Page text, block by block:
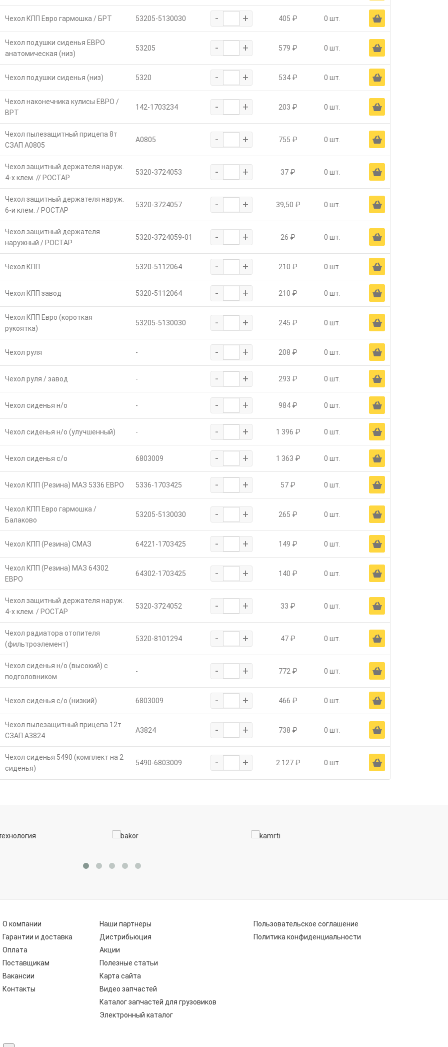
Чехол КПП Евро гармошка / БРТ 53205-5130030 - + 405 ₽ 0 шт. Ä
Чехол подушки сиденья ЕВРО
анатомическая (низ)
53205 - + 579 ₽ 0 шт. Ä
Чехол подушки сиденья (низ) 5320 - + 534 ₽ 0 шт. Ä
Чехол наконечника кулисы ЕВРО /
ВРТ
142-1703234 - + 203 ₽ 0 шт. Ä
Чехол пылезащитный прицепа 8т
СЗАП А0805
А0805 - + 755 ₽ 0 шт. Ä
Чехол защитный держателя наруж.
4-х клем. // РОСТАР
5320-3724053 - + 37 ₽ 0 шт. Ä
Чехол защитный держателя наруж.
6-и клем. / РОСТАР
5320-3724057 - + 39,50 ₽ 0 шт. Ä
Чехол защитный держателя
наружный / РОСТАР
5320-3724059-01 - + 26 ₽ 0 шт. Ä
Чехол КПП 5320-5112064 - + 210 ₽ 0 шт. Ä
Чехол КПП завод 5320-5112064 - + 210 ₽ 0 шт. Ä
Чехол КПП Евро (короткая
рукоятка)
53205-5130030 - + 245 ₽ 0 шт. Ä
Чехол руля - - + 208 ₽ 0 шт. Ä
Чехол руля / завод - - + 293 ₽ 0 шт. Ä
Чехол сиденья н/о - - + 984 ₽ 0 шт. Ä
Чехол сиденья н/о (улучшенный) - - + 1 396 ₽ 0 шт. Ä
Чехол сиденья с/о 6803009 - + 1 363 ₽ 0 шт. Ä
Чехол КПП (Резина) МАЗ 5336 ЕВРО 5336-1703425 - + 57 ₽ 0 шт. Ä
Чехол КПП Евро гармошка /
Балаково
53205-5130030 - + 265 ₽ 0 шт. Ä
Чехол КПП (Резина) СМАЗ 64221-1703425 - + 149 ₽ 0 шт. Ä
Чехол КПП (Резина) МАЗ 64302
ЕВРО
64302-1703425 - + 140 ₽ 0 шт. Ä
Чехол защитный держателя наруж.
4-х клем. / РОСТАР
5320-3724052 - + 33 ₽ 0 шт. Ä
Чехол радиатора отопителя
(фильтроэлемент)
5320-8101294 - + 47 ₽ 0 шт. Ä
Чехол сиденья н/о (высокий) с
подголовником
- - + 772 ₽ 0 шт. Ä
Чехол сиденья с/о (низкий) 6803009 - + 466 ₽ 0 шт. Ä
Чехол пылезащитный прицепа 12т
СЗАП А3824
А3824 - + 738 ₽ 0 шт. Ä
Чехол сиденья 5490 (комплект на 2
сиденья)
5490-6803009 - + 2 127 ₽ 0 шт. Ä
О компании
Гарантии и доставка
Оплата
Поставщикам
Вакансии
Контакты
Наши партнеры
Дистрибьюция
Акции
Полезные статьи
Карта сайта
Видео запчастей
Каталог запчастей для грузовиков
Электронный каталог
Пользовательское соглашение
Политика конфиденциальности